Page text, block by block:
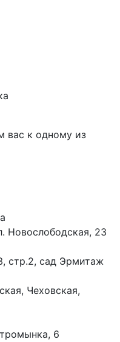
вас к одному из
Новослободская, 23
стр.2, сад Эрмитаж
Чеховская,
6